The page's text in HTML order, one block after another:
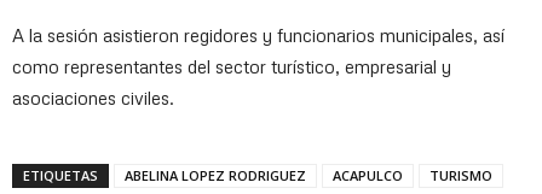
A la sesión asistieron regidores y funcionarios municipales, así
como representantes del sector turístico, empresarial y
asociaciones civiles.
ETIQUETAS ABELINA LOPEZ RODRIGUEZ ACAPULCO TURISMO